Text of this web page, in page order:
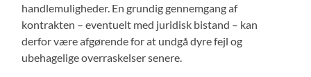
handlemuligheder. En grundig gennemgang af
kontrakten – eventuelt med juridisk bistand – kan
derfor være afgørende for at undgå dyre fejl og
ubehagelige overraskelser senere.